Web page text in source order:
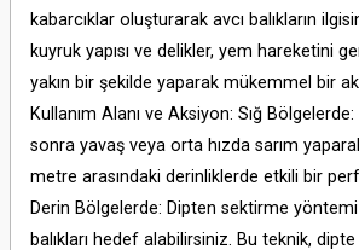
kabarcıklar oluşturarak avcı balıkların
kuyruk yapısı ve delikler, yem hareketini
yakın bir şekilde yaparak mükemmel bir
Kullanım Alanı ve Aksiyon: Sığ Bölgelerde:
sonra yavaş veya orta hızda sarım
metre arasındaki derinliklerde etkili bir
Derin Bölgelerde: Dipten sektirme
balıkları hedef alabilirsiniz. Bu teknik,